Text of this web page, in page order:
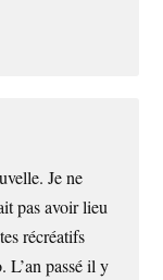
Je ne
pas avoir lieu
récréatifs
L’an passé il y